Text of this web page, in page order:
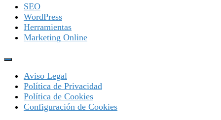
SEO
WordPress
Herramientas
Marketing Online
Aviso Legal
Política de Privacidad
Política de Cookies
Configuración de Cookies